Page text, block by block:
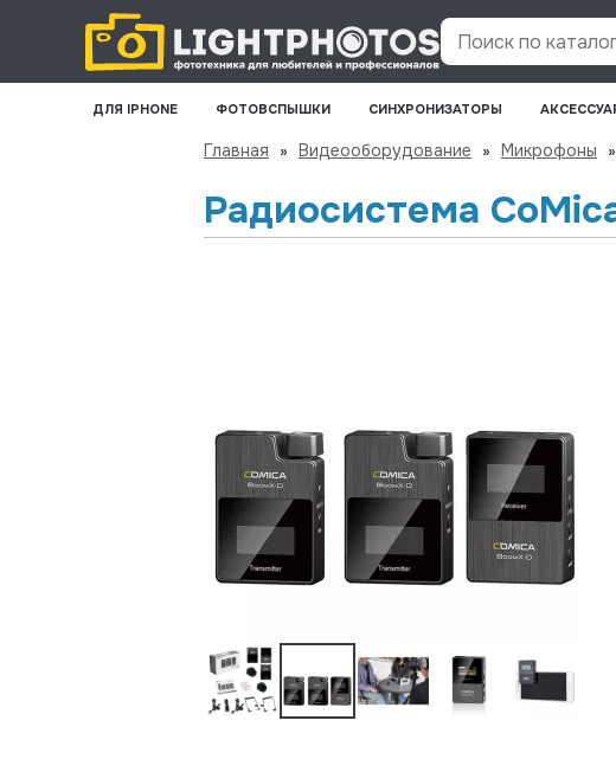
Поиск по каталогу
ДЛЯ IPHONE ФОТОВСПЫШКИ СИНХРОНИЗАТОРЫ
Главная » Видеооборудование » Микрофоны »
Радиосистема